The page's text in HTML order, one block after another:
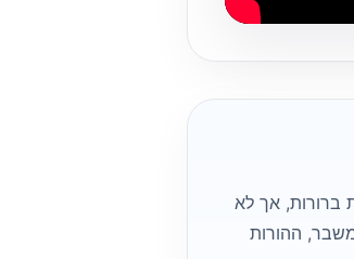
ברורות, אך לא
ההורות